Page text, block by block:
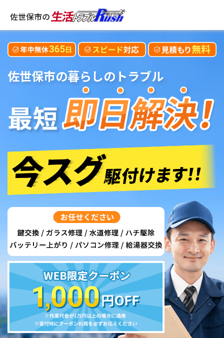
佐世保市の
佐世保市の暮らしのトラブル